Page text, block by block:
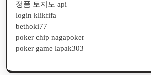
정품 토지노 api
login klikfifa
bethoki77
poker chip nagapoker
poker game lapak303